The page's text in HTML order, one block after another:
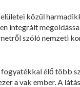
közül
integrált
szóló nemzeti
élő több
a vak ember. A